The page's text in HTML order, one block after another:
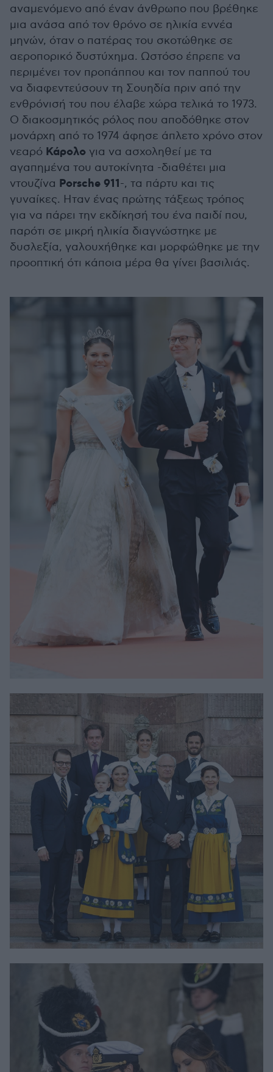
αναμενόμενο από έναν άνθρωπο που βρέθηκε
μια ανάσα από τον θρόνο σε ηλικία εννέα
μηνών, όταν ο πατέρας του σκοτώθηκε σε
αεροπορικό δυστύχημα. Ωστόσο έπρεπε να
περιμένει τον προπάππου και τον παππού του
να διαφεντεύσουν τη Σουηδία πριν από την
ενθρόνισή του που έλαβε χώρα τελικά το 1973.
Ο διακοσμητικός ρόλος που αποδόθηκε στον
μονάρχη από το 1974 άφησε άπλετο χρόνο στον
νεαρό Κάρολο για να ασχοληθεί με τα
αγαπημένα του αυτοκίνητα -διαθέτει μια
ντουζίνα Porsche 911-, τα πάρτυ και τις
γυναίκες. Ηταν ένας πρώτης τάξεως τρόπος
για να πάρει την εκδίκησή του ένα παιδί που,
παρότι σε μικρή ηλικία διαγνώστηκε με
δυσλεξία, γαλουχήθηκε και μορφώθηκε με την
προοπτική ότι κάποια μέρα θα γίνει βασιλιάς.